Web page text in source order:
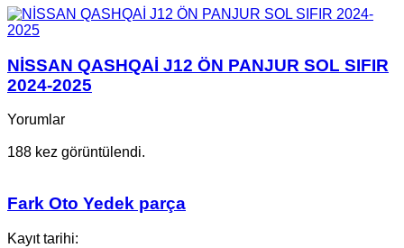
NİSSAN QASHQAİ J12 ÖN PANJUR SOL SIFIR
2024-2025
Yorumlar
188 kez görüntülendi.
Fark Oto Yedek parça
Kayıt tarihi: